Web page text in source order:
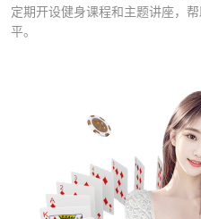
定期开设健身课程和主题讲座，
平。